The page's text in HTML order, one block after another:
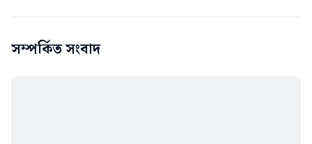
সম্পর্কিত সংবাদ